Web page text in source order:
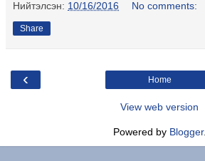
Нийтэлсэн: 10/16/2016 No comments:
Share
‹ Home
View web version
Powered by Blogger.